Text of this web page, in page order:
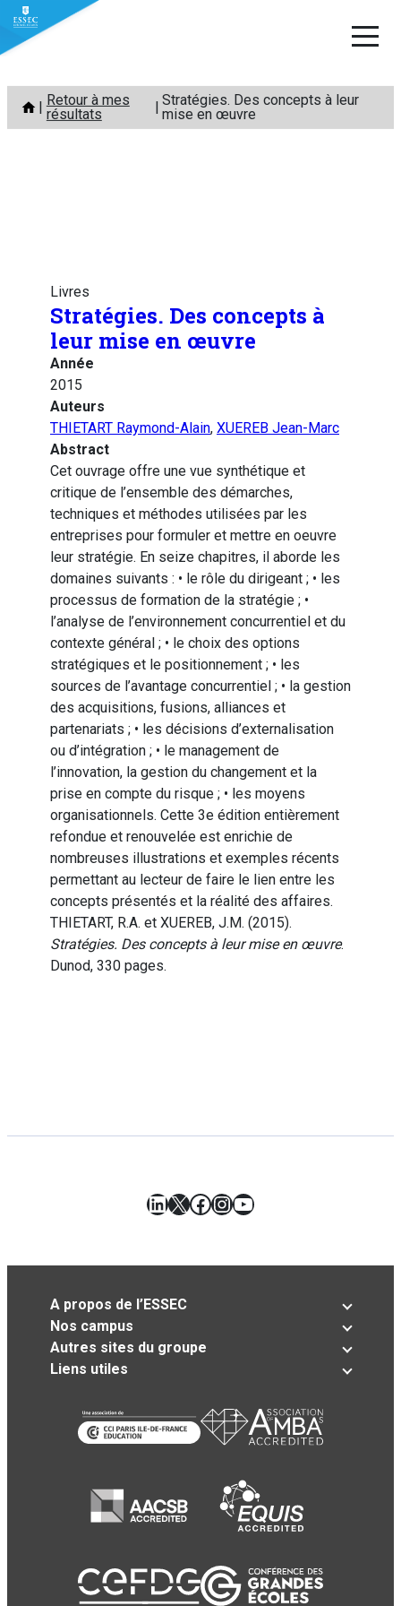
Aller
contenu
Retour à mes
résultats
Stratégies. Des concepts à leur
mise en œuvre
Livres
Stratégies. Des concepts à
leur mise en œuvre
Année
2015
Auteurs
THIETART Raymond-Alain, XUEREB Jean-Marc
Abstract
Cet ouvrage offre une vue synthétique et
critique de l’ensemble des démarches,
techniques et méthodes utilisées par les
entreprises pour formuler et mettre en oeuvre
leur stratégie. En seize chapitres, il aborde les
domaines suivants : • le rôle du dirigeant ; • les
processus de formation de la stratégie ; •
l’analyse de l’environnement concurrentiel et du
contexte général ; • le choix des options
stratégiques et le positionnement ; • les
sources de l’avantage concurrentiel ; • la gestion
des acquisitions, fusions, alliances et
partenariats ; • les décisions d’externalisation
ou d’intégration ; • le management de
l’innovation, la gestion du changement et la
prise en compte du risque ; • les moyens
organisationnels. Cette 3e édition entièrement
refondue et renouvelée est enrichie de
nombreuses illustrations et exemples récents
permettant au lecteur de faire le lien entre les
concepts présentés et la réalité des affaires.
THIETART, R.A. et XUEREB, J.M. (2015).
Stratégies. Des concepts à leur mise en œuvre.
Dunod, 330 pages.
LinkedIn
X Facebook
Instagram
YouTube
A propos de l’ESSEC
Nos campus
Autres sites du groupe
Liens utiles